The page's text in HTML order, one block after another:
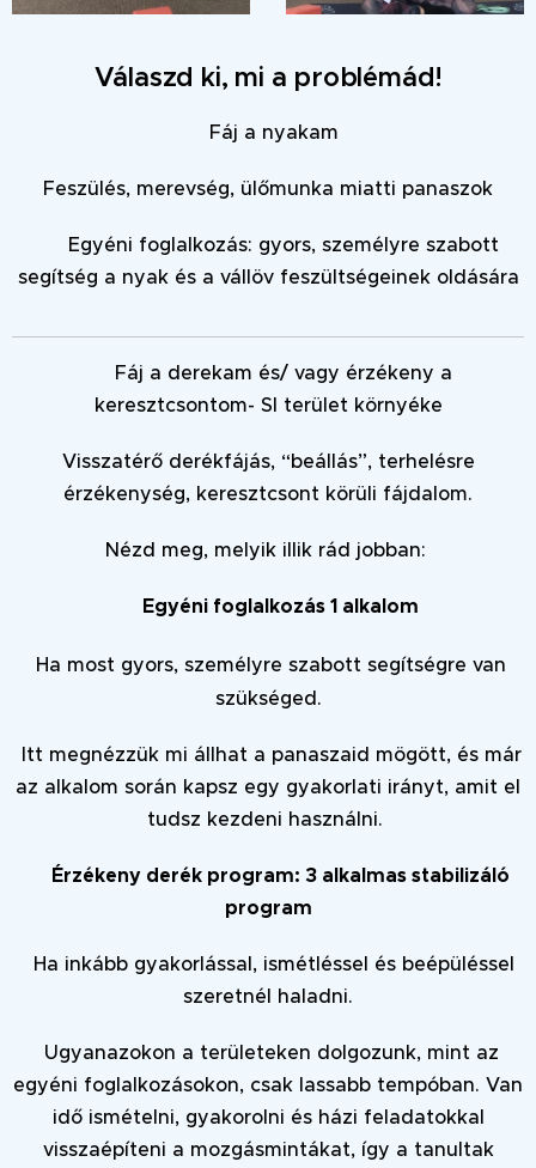
Válaszd ki, mi a problémád!
🔵Fáj a nyakam
Feszülés, merevség, ülőmunka miatti panaszok
➡️ Egyéni foglalkozás: gyors, személyre szabott
segítség a nyak és a vállöv feszültségeinek oldására
🟢 Fáj a derekam és/ vagy érzékeny a
keresztcsontom- SI terület környéke
Visszatérő derékfájás, “beállás”, terhelésre
érzékenység, keresztcsont körüli fájdalom.
Nézd meg, melyik illik rád jobban:
➡️Egyéni foglalkozás 1 alkalom
Ha most gyors, személyre szabott segítségre van
szükséged.
Itt megnézzük mi állhat a panaszaid mögött, és már
az alkalom során kapsz egy gyakorlati irányt, amit el
tudsz kezdeni használni.
➡️Érzékeny derék program: 3 alkalmas stabilizáló
program
Ha inkább gyakorlással, ismétléssel és beépüléssel
szeretnél haladni.
Ugyanazokon a területeken dolgozunk, mint az
egyéni foglalkozásokon, csak lassabb tempóban. Van
idő ismételni, gyakorolni és házi feladatokkal
visszaépíteni a mozgásmintákat, így a tanultak